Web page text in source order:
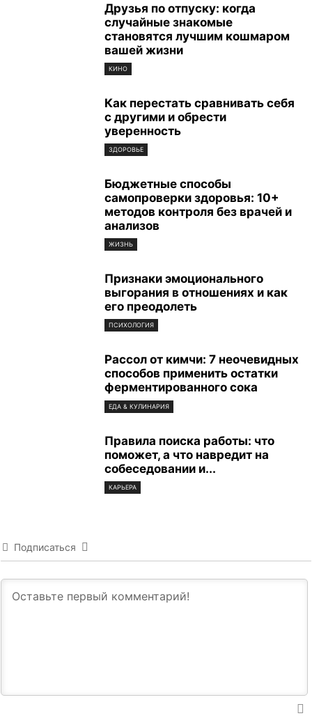
Друзья по отпуску: когда
случайные знакомые
становятся лучшим кошмаром
вашей жизни
КИНО
Как перестать сравнивать себя
с другими и обрести
уверенность
ЗДОРОВЬЕ
Бюджетные способы
самопроверки здоровья: 10+
методов контроля без врачей и
анализов
ЖИЗНЬ
Признаки эмоционального
выгорания в отношениях и как
его преодолеть
ПСИХОЛОГИЯ
Рассол от кимчи: 7 неочевидных
способов применить остатки
ферментированного сока
ЕДА & КУЛИНАРИЯ
Правила поиска работы: что
поможет, а что навредит на
собеседовании и...
КАРЬЕРА
Подписаться